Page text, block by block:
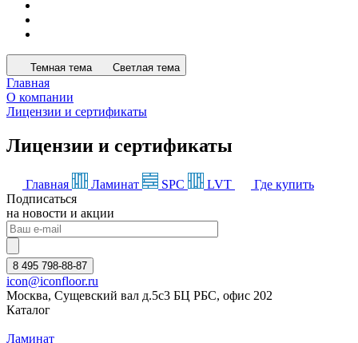
Темная тема Светлая тема
Главная
О компании
Лицензии и сертификаты
Лицензии и сертификаты
Главная Ламинат SPC LVT
Где купить
Подписаться
на новости и акции
8 495 798-88-87
icon@iconfloor.ru
Москва, Сущевский вал д.5с3 БЦ РБС, офис 202
Каталог
Ламинат